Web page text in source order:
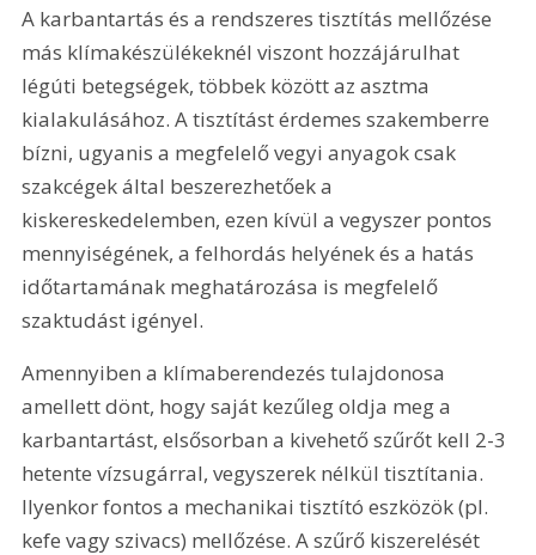
A karbantartás és a rendszeres tisztítás mellőzése
más klímakészülékeknél viszont hozzájárulhat
légúti betegségek, többek között az asztma
kialakulásához. A tisztítást érdemes szakemberre
bízni, ugyanis a megfelelő vegyi anyagok csak
szakcégek által beszerezhetőek a
kiskereskedelemben, ezen kívül a vegyszer pontos
mennyiségének, a felhordás helyének és a hatás
időtartamának meghatározása is megfelelő
szaktudást igényel.
Amennyiben a klímaberendezés tulajdonosa
amellett dönt, hogy saját kezűleg oldja meg a
karbantartást, elsősorban a kivehető szűrőt kell 2-3
hetente vízsugárral, vegyszerek nélkül tisztí­tania.
Ilyenkor fontos a mechanikai tisztító eszközök (pl.
kefe vagy szivacs) mellőzése. A szűrő kiszerelését